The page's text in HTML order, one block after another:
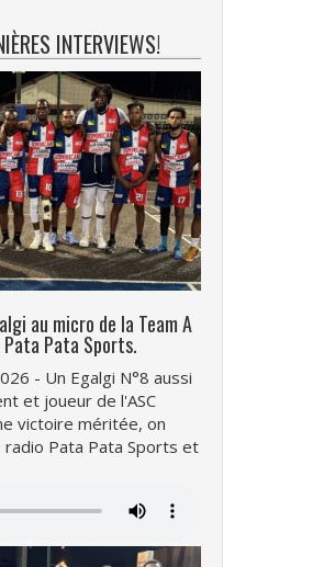
INTERVIEWS!
au micro de la Team A
Pata Pata Sports.
- Un Egalgi N°8 aussi
et joueur de l'ASC
victoire méritée, on
Pata Pata Sports et